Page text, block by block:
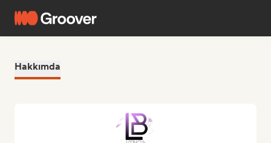
Hakkımda